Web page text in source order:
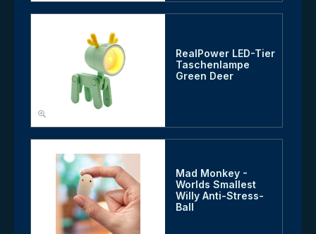
RealPower LED-Tier
Taschenlampe
Green Deer
Mad Monkey -
Worlds Smallest
Willy Anti-Stress-
Ball